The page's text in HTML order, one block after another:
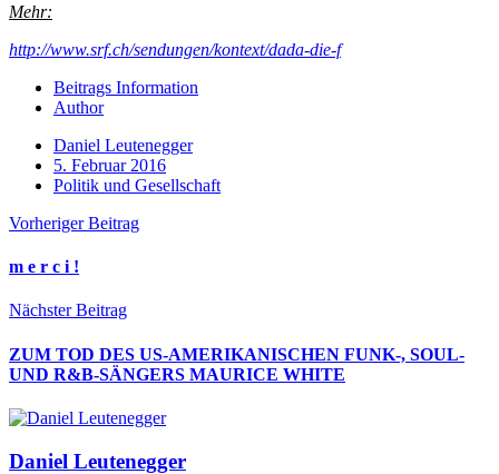
Mehr:
http://www.srf.ch/sendungen/kontext/dada-die-f
Beitrags Information
Author
Daniel Leutenegger
5. Februar 2016
Politik und Gesellschaft
Vorheriger Beitrag
m e r c i !
Nächster Beitrag
ZUM TOD DES US-AMERIKANISCHEN FUNK-, SOUL-
UND R&B-SÄNGERS MAURICE WHITE
Daniel Leutenegger